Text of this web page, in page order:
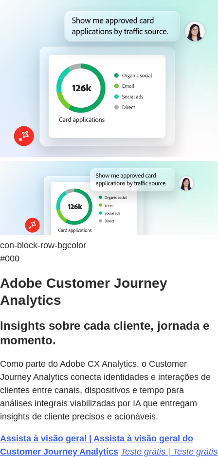
con-block-row-bgcolor
#000
Adobe Customer Journey
Analytics
Insights sobre cada cliente, jornada e
momento.
Como parte do Adobe CX Analytics, o Customer
Journey Analytics conecta identidades e interações de
clientes entre canais, dispositivos e tempo para
análises integrais viabilizadas por IA que entregam
insights de cliente precisos e acionáveis.
Assista à visão geral | Assista à visão geral do
Customer Journey Analytics Teste grátis | Teste grátis